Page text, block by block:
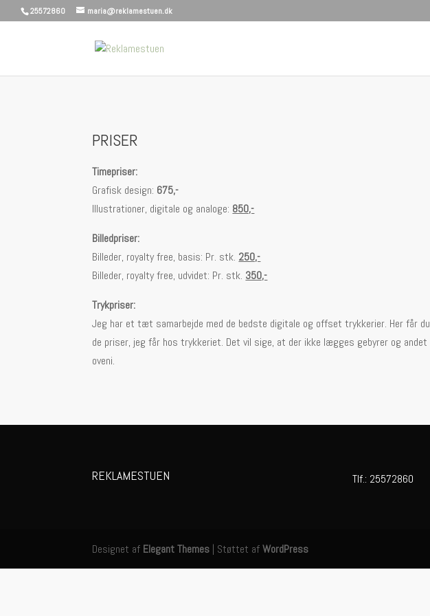
25572860 maria@reklamestuen.dk
PRISER
Timepriser:
Grafisk design: 675,-
Illustrationer, digitale og analoge: 850,-
Billedpriser:
Billeder, royalty free, basis: Pr. stk. 250,-
Billeder, royalty free, udvidet: Pr. stk. 350,-
Trykpriser:
Jeg har et tæt samarbejde med de bedste digitale og offset trykkerier. Her får du
de priser, jeg får hos trykkeriet. Det vil sige, at der ikke lægges gebyrer og andet
oveni.
REKLAMESTUEN Tlf.: 25572860
Designet af Elegant Themes | Støttet afWordPress